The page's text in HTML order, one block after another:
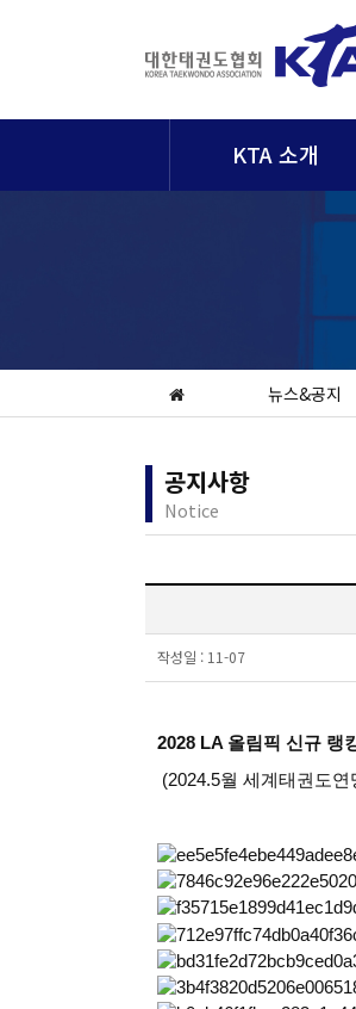
KTA 소개
뉴스&공지
공지사항
Notice
작성일 : 11-07
2028 LA 올림픽 신규 랭
(2024.5월 세계태권도연